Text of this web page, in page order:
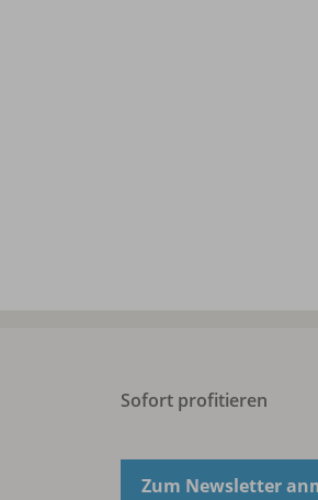
Sofort profitieren
Zum Newsletter